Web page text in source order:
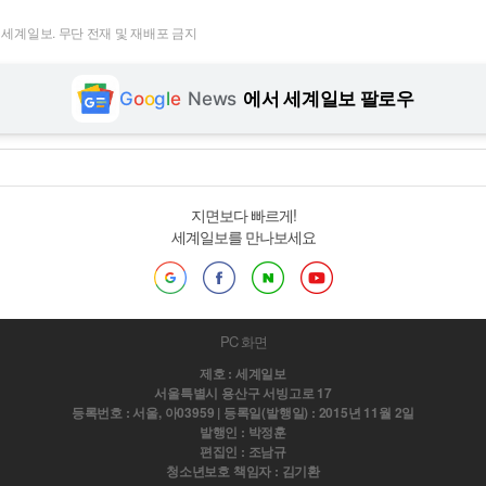
계일보. 무단 전재 및 재배포 금지
Google News 에서 세계일보 팔로우
지면보다 빠르게!
세계일보를 만나보세요
PC 화면
제호 : 세계일보
서울특별시 용산구 서빙고로 17
등록번호 : 서울, 아03959 | 등록일(발행일) : 2015년 11월 2일
발행인 : 박정훈
편집인 : 조남규
청소년보호 책임자 : 김기환